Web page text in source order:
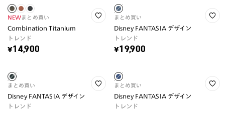
NEWまとめ買い
Combination Titanium
トレンド
¥14,900
まとめ買い
Disney FANTASIA デザイン
トレンド
¥19,900
まとめ買い
Disney FANTASIA デザイン
トレンド
まとめ買い
Disney FANTASIA デザイン
トレンド